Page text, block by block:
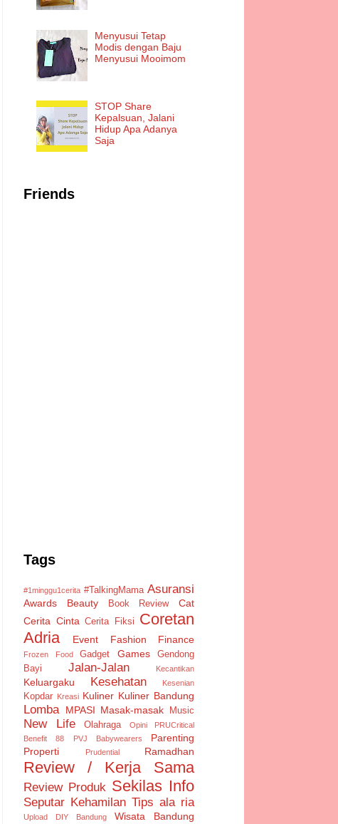
Menyusui Tetap
Modis dengan Baju
Menyusui Mooimom
STOP Share
Kepalsuan, Jalani
Hidup Apa Adanya
Saja
Friends
Tags
#1minggu1cerita #TalkingMama Asuransi
Awards Beauty Book Review
Cat
Cerita Cinta Cerita Fiksi
Coretan
Adria
Event Fashion Finance
Frozen Food Gadget Games
Gendong
Bayi
Jalan-Jalan Kecantikan
Keluargaku Kesehatan Kesenian
Kopdar Kreasi Kuliner Kuliner Bandung
Lomba MPASI Masak-masak Music
New Life Olahraga Opini
PRUCritical
Benefit 88
PVJ Babywearers
Parenting
Properti
Prudential Ramadhan
Review / Kerja Sama
Review Produk Sekilas Info
Seputar Kehamilan Tips ala ria
Upload DIY Bandung Wisata Bandung